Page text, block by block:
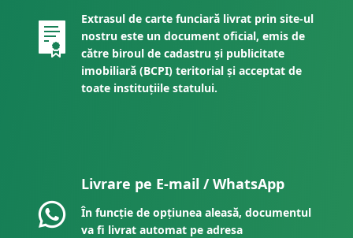
Extrasul de carte funciară livrat prin site-ul
nostru este un document oficial, emis de
către biroul de cadastru și publicitate
imobiliară (BCPI) teritorial și acceptat de
toate instituțiile statului.
Livrare pe E-mail / WhatsApp
În funcție de opțiunea aleasă, documentul
va fi livrat automat pe adresa